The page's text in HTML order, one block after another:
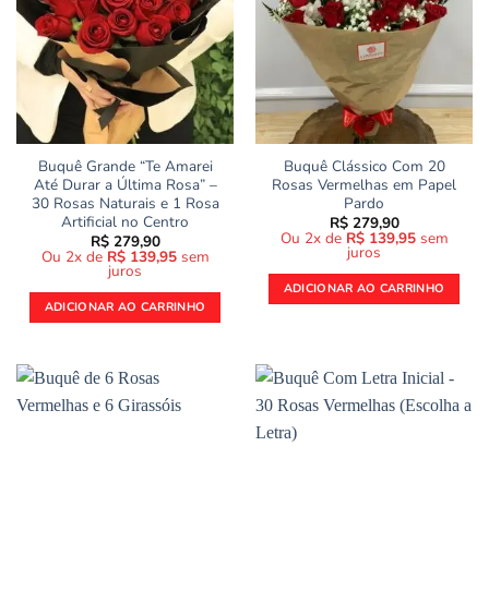
Buquê Grande “Te Amarei
Até Durar a Última Rosa” –
30 Rosas Naturais e 1 Rosa
Artificial no Centro
R$279,90
Ou 2x de R$139,95 sem
juros
ADICIONAR AO CARRINHO
Buquê Clássico Com 20
Rosas Vermelhas em Papel
Pardo
R$279,90
Ou 2x de R$139,95 sem
juros
ADICIONAR AO CARRINHO